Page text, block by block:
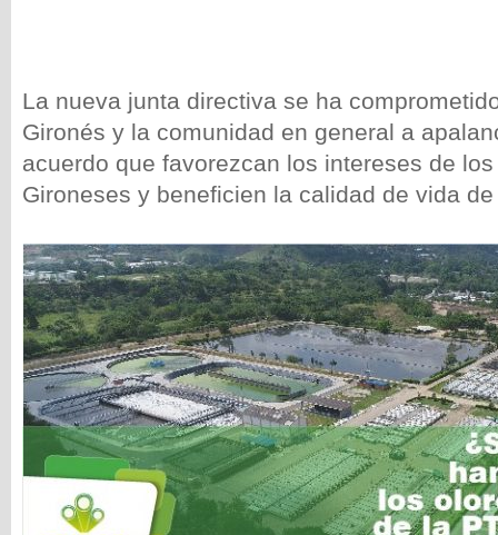
La nueva junta directiva se ha
Gironés y la comunidad en general a
acuerdo que favorezcan los intereses de
Gironeses y beneficien la calidad de vida